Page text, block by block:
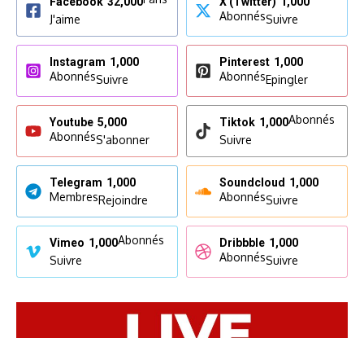
J'aime
AbonnésSuivre
Instagram 1,000
AbonnésSuivre
Pinterest 1,000
AbonnésEpingler
Youtube 5,000
AbonnésS'abonner
Tiktok 1,000Abonnés
Suivre
Telegram 1,000
MembresRejoindre
Soundcloud 1,000
AbonnésSuivre
Vimeo 1,000Abonnés
Suivre
Dribbble 1,000
AbonnésSuivre